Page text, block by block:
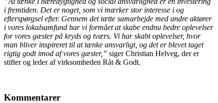
i fremtiden. Det er noget, som vi mærker stor interesse i og
efterspørgsel efter. Gennem det tætte samarbejde med andre aktører
i vores lokalsamfund har vi formået at skabe endnu bedre oplevelser
for vores gæster på kryds og tværs. Vi har skabt oplevelser, hvor
man bliver inspireret til at tænke ansvarligt, og det er blevet taget
rigtig godt imod af vores gæster,” siger Christian Helveg, der er
stifter og leder af virksomheden Råt & Godt.
Kommentarer